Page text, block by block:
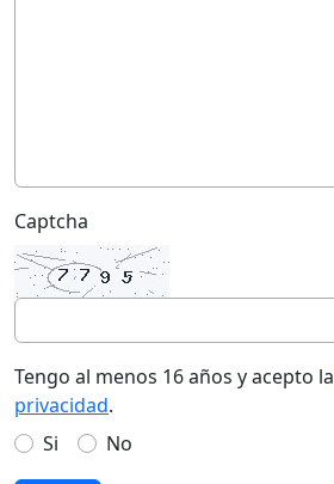
Captcha
Tengo al menos 16 años y acepto la
privacidad.
Si
No